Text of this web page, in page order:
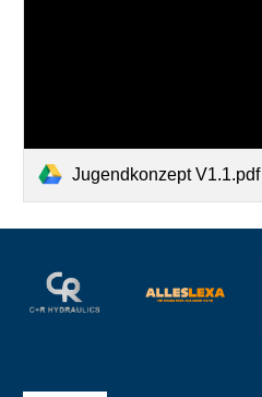
Jugendkonzept V1.1.pdf